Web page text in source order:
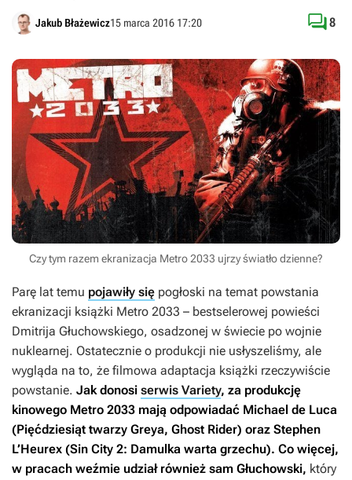
Jakub Błażewicz15 marca 2016 17:20 8
Czy tym razem ekranizacja Metro 2033 ujrzy światło dzienne?
Parę lat temu pojawiły się pogłoski na temat powstania
ekranizacji książki Metro 2033 – bestselerowej powieści
Dmitrija Głuchowskiego, osadzonej w świecie po wojnie
nuklearnej. Ostatecznie o produkcji nie usłyszeliśmy, ale
wygląda na to, że filmowa adaptacja książki rzeczywiście
powstanie. Jak donosi serwis Variety, za produkcję
kinowego Metro 2033 mają odpowiadać Michael de Luca
(Pięćdziesiąt twarzy Greya, Ghost Rider) oraz Stephen
L’Heurex (Sin City 2: Damulka warta grzechu). Co więcej,
w pracach weźmie udział również sam Głuchowski, który